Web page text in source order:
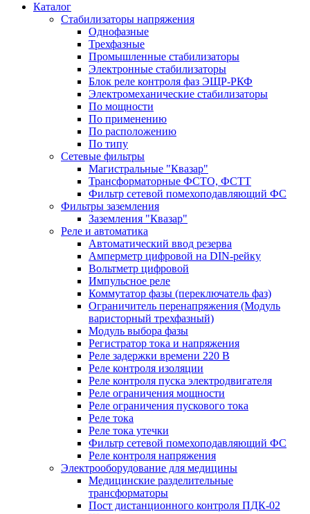
Каталог
Стабилизаторы напряжения
Однофазные
Трехфазные
Промышленные стабилизаторы
Электронные стабилизаторы
Блок реле контроля фаз ЭЩР-РКФ
Электромеханические стабилизаторы
По мощности
По применению
По расположению
По типу
Сетевые фильтры
Магистральные "Квазар"
Трансформаторные ФСТО, ФСТТ
Фильтр сетевой помехоподавляющий ФС
Фильтры заземления
Заземления "Квазар"
Реле и автоматика
Автоматический ввод резерва
Амперметр цифровой на DIN-рейку
Вольтметр цифровой
Импульсное реле
Коммутатор фазы (переключатель фаз)
Ограничитель перенапряжения (Модуль
варисторный трехфазный)
Модуль выбора фазы
Регистратор тока и напряжения
Реле задержки времени 220 В
Реле контроля изоляции
Реле контроля пуска электродвигателя
Реле ограничения мощности
Реле ограничения пускового тока
Реле тока
Реле тока утечки
Фильтр сетевой помехоподавляющий ФС
Реле контроля напряжения
Электрооборудование для медицины
Медицинские разделительные
трансформаторы
Пост дистанционного контроля ПДК-02